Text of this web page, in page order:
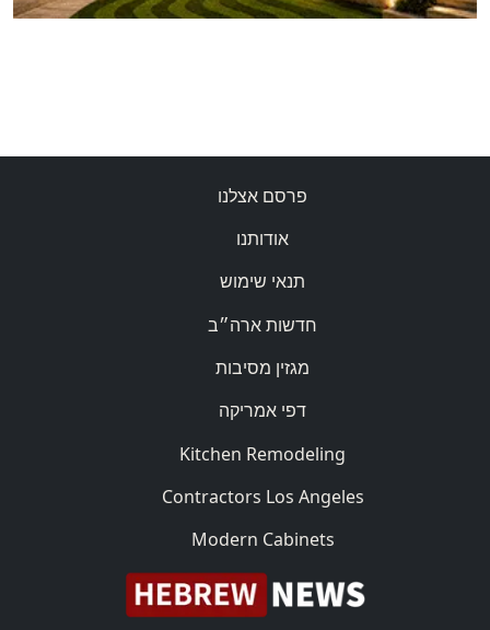
פרסם אצלנו
אודותנו
תנאי שימוש
חדשות ארה״ב
מגזין מסיבות
דפי אמריקה
Kitchen Remodeling
Contractors Los Angeles
Modern Cabinets